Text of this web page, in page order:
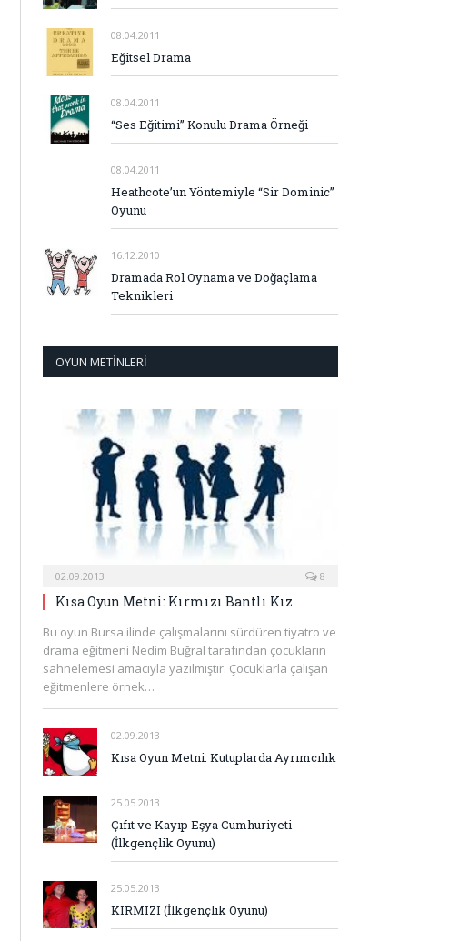
08.04.2011
Eğitsel Drama
08.04.2011
“Ses Eğitimi” Konulu Drama Örneği
08.04.2011
Heathcote’un Yöntemiyle “Sir Dominic”
Oyunu
16.12.2010
Dramada Rol Oynama ve Doğaçlama
Teknikleri
OYUN METINLERI
02.09.2013 8
Kısa Oyun Metni: Kırmızı Bantlı Kız
Bu oyun Bursa ilinde çalışmalarını sürdüren tiyatro ve
drama eğitmeni Nedim Buğral tarafından çocukların
sahnelemesi amacıyla yazılmıştır. Çocuklarla çalışan
eğitmenlere örnek…
02.09.2013
Kısa Oyun Metni: Kutuplarda Ayrımcılık
25.05.2013
Çıfıt ve Kayıp Eşya Cumhuriyeti
(İlkgençlik Oyunu)
25.05.2013
KIRMIZI (İlkgençlik Oyunu)